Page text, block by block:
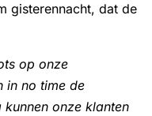
gisterennacht, dat de
op onze
in no time de
onze klanten